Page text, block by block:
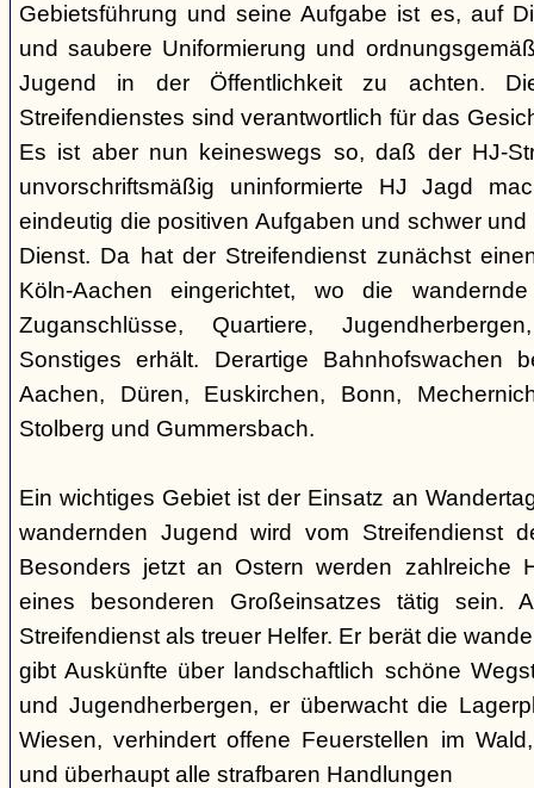
Gebietsführung und seine Aufgabe ist es, auf
und saubere Uniformierung und
Jugend in der Öffentlichkeit zu achten.
Streifendienstes sind verantwortlich für das
Es ist aber nun keineswegs so, daß der HJ-
unvorschriftsmäßig uninformierte HJ Jagd
eindeutig die positiven Aufgaben und schwer
Dienst. Da hat der Streifendienst zunächst
Köln-Aachen eingerichtet, wo die
Zuganschlüsse, Quartiere,
Sonstiges erhält. Derartige Bahnhofswachen
Aachen, Düren, Euskirchen, Bonn,
Stolberg und Gummersbach.
Ein wichtiges Gebiet ist der Einsatz an
wandernden Jugend wird vom Streifendienst
Besonders jetzt an Ostern werden zahlreiche
eines besonderen Großeinsatzes tätig sein.
Streifendienst als treuer Helfer. Er berät die
gibt Auskünfte über landschaftlich schöne
und Jugendherbergen, er überwacht die
Wiesen, verhindert offene Feuerstellen im
und überhaupt alle strafbaren Handlungen